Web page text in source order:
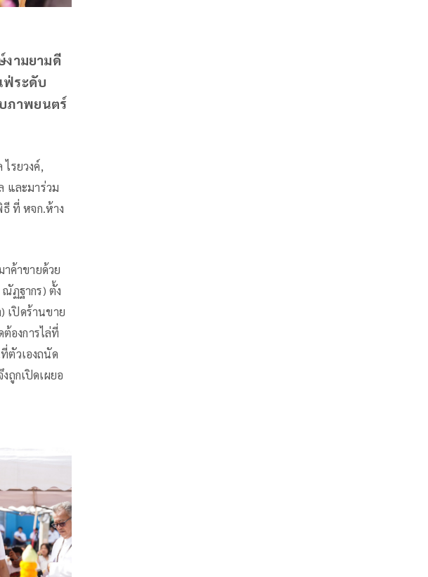
งามยามดี
ฟ่ระดับ
ภาพยนตร์
รยวงค์,
และมาร่วม
ที่ หจก.ห้าง
ค้าขายด้วย
ฏฐากร) ตั้ง
เปิดร้านขาย
องการไล่ที่
ตัวเองถนัด
ถูกเปิดเผยอ